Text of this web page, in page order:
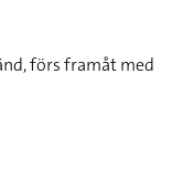
förs framåt med